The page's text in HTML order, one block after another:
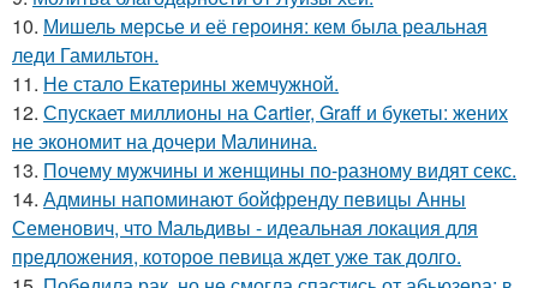
10. Мишель мерсье и её героиня: кем была реальная
леди Гамильтон.
11. Не стало Екатерины жемчужной.
12. Спускает миллионы на Cartier, Graff и букеты: жених
не экономит на дочери Малинина.
13. Почему мужчины и женщины по-разному видят секс.
14. Админы напоминают бойфренду певицы Анны
Семенович, что Мальдивы - идеальная локация для
предложения, которое певица ждет уже так долго.